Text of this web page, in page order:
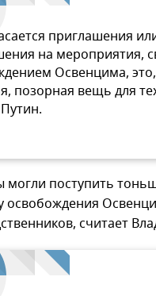
приглашения
на мероприятия,
Освенцима,
позорная вещь для
могли поступить
освобождения
считает